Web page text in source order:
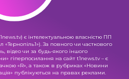
є інтелектуальною власністю ПП
«Тернопіль1»). За повного чи часткового
відео чи за будь-якого іншого
гіперпосилання на сайт t1news.tv – є
«R», а також в рубриках «Новини
публікуються на правах реклами.